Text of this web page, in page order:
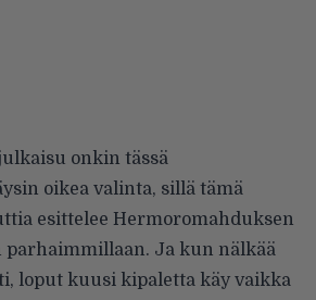
onkin tässä
oikea valinta, sillä tämä
esittelee Hermoromahduksen
parhaimmillaan. Ja kun nälkää
loput kuusi kipaletta käy vaikka